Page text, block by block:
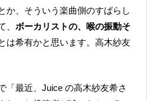
か、そういう楽曲側のすばらし
、 ボーカリストの、喉の振動そ
は希有かと思います。高木紗友